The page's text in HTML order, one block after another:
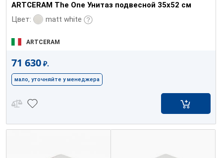
ARTCERAM The One Унитаз подвесной 35х52 см
Цвет:
matt white
ARTCERAM
71 630 ₽.
мало, уточняйте у менеджера